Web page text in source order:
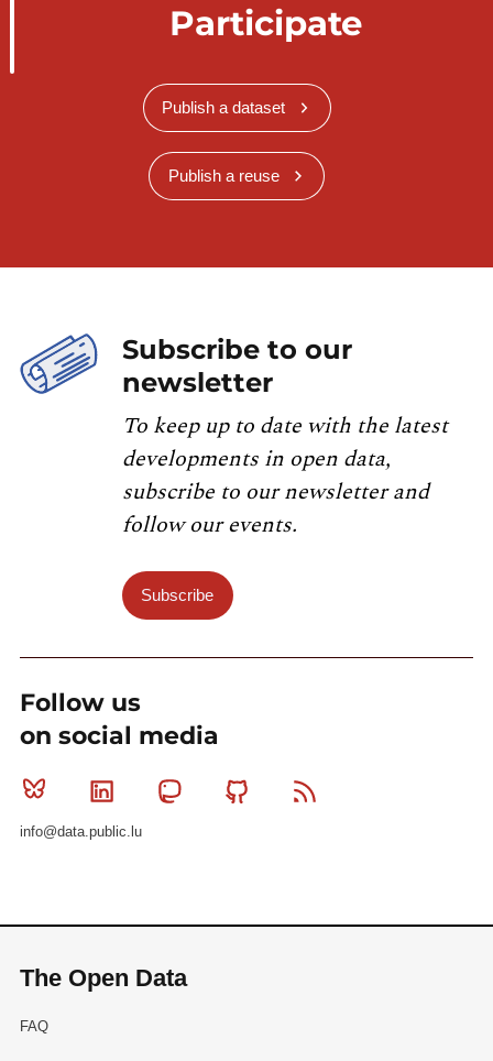
Participate
Publish a dataset
Publish a reuse
Subscribe to our
newsletter
To keep up to date with the latest
developments in open data,
subscribe to our newsletter and
follow our events.
Subscribe
Follow us
on social media
Bluesky Linkedin MastodonGithub
info@data.public.lu
The Open Data
FAQ